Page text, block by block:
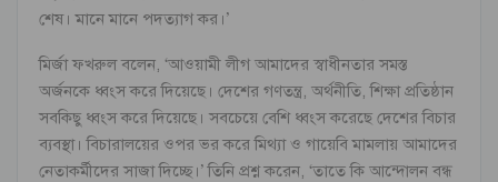
শেষ। মানে মানে পদত্যাগ কর।’
মির্জা ফখরুল বলেন, ‘আওয়ামী লীগ আমাদের স্বাধীনতার সমস্ত
অর্জনকে ধ্বংস করে দিয়েছে। দেশের গণতন্ত্র, অর্থনীতি, শিক্ষা প্রতিষ্ঠান
সবকিছু ধ্বংস করে দিয়েছে। সবচেয়ে বেশি ধ্বংস করেছে দেশের বিচার
ব্যবস্থা। বিচারালয়ের ওপর ভর করে মিথ্যা ও গায়েবি মামলায় আমাদের
নেতাকর্মীদের সাজা দিচ্ছে।’ তিনি প্রশ্ন করেন, ‘তাতে কি আন্দোলন বন্ধ